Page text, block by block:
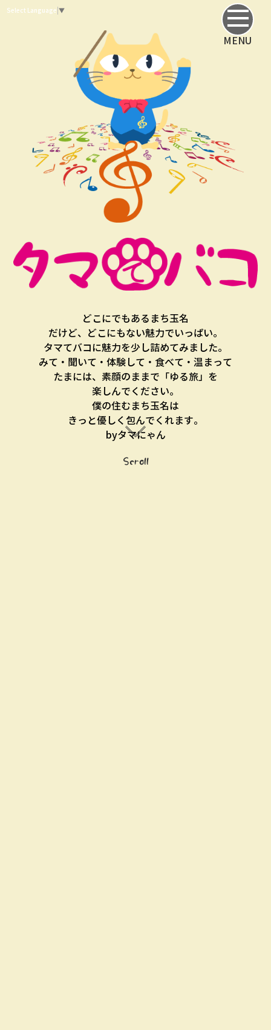
MENU
Select Language ▼
どこにでもあるまち玉名
だけど、どこにもない魅力でいっぱい。
タマてバコに魅力を少し詰めてみました。
みて・聞いて・体験して・食べて・温まって
たまには、素顔のままで「ゆる旅」を
楽しんでください。
僕の住むまち玉名は
きっと優しく包んでくれます。
byタマにゃん
Scroll